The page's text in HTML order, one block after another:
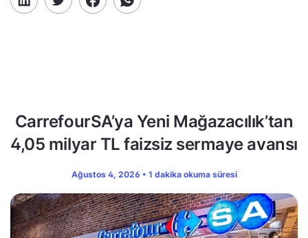
CarrefourSA’ya Yeni Mağazacılık’tan
4,05 milyar TL faizsiz sermaye avansı
Ağustos 4, 2026 • 1 dakika okuma süresi